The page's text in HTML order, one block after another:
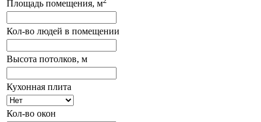
Площадь помещения, м
Кол-во людей в помещении
Высота потолков, м
Кухонная плита
Кол-во окон